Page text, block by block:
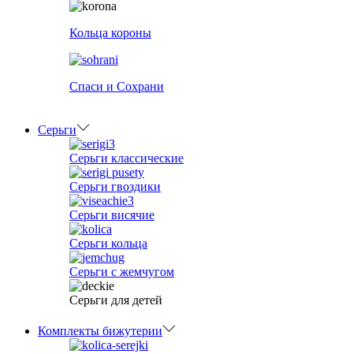
Кольца короны
Спаси и Сохрани
Серьги
Серьги классические
Серьги гвоздики
Серьги висячие
Серьги кольца
Серьги с жемчугом
Серьги для детей
Комплекты бижутерии